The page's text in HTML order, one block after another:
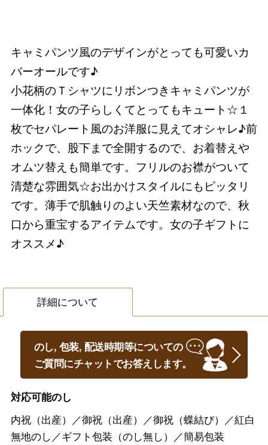
キャミパンツ風のデザインがとっても可愛いカ
バーオールです♪
小花柄のＴシャツにリボンつきキャミパンツが
一体化！女の子らしくてとってもキュート☆１
枚でセパレート風のお洋服に見えてオシャレ♪前
ホックで、股下まで全開するので、お着替えや
オムツ替えも簡単です。フリルのお襟がついて
清楚な雰囲気☆お出かけスタイルにもピッタリ
です。薄手で肌触りのよい天竺素材なので、秋
口から重宝するアイテムです。女の子ギフトに
オススメ♪
詳細について
のし, 包装, 配送時期等についての
ご質問にチャットでお答えします。
対応可能のし
内祝（出産）／御祝（出産）／御祝（蝶結び）／紅白
無地のし／ギフト包装（のし無し）／簡易包装